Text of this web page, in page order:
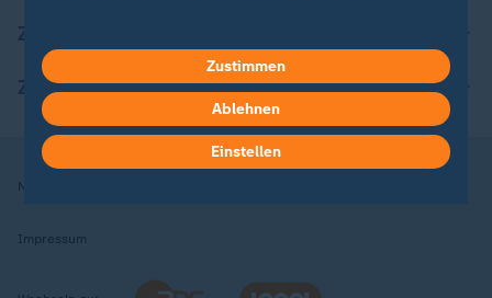
ZDFheute Apps
Nutzungsbedingungen
Impressum
in deinen Einstellungen widerrufen oder ändern.
Hier findest du das Impressum.
Weitere Informationen findest du in unserer
Datenschutzerklärung.
Zustimmen
Ablehnen
Einstellen